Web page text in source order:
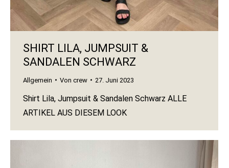
SHIRT LILA, JUMPSUIT &
SANDALEN SCHWARZ
Allgemein Von crew 27. Juni 2023
Shirt Lila, Jumpsuit & Sandalen Schwarz ALLE
ARTIKEL AUS DIESEM LOOK